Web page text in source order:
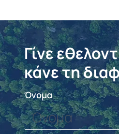
Γίνε
κάνε τη
Όνομα